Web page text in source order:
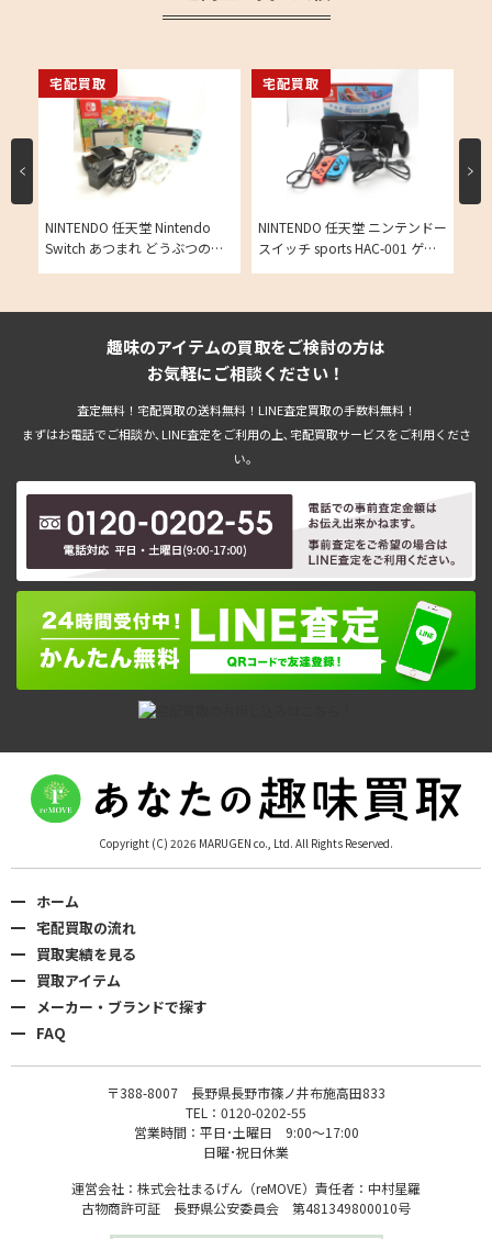
NINTENDO 任天堂 Nintendo
Switch あつまれ どうぶつの森
買取実績
宅配買取
NINTENDO 任天堂 ニンテンドー
スイッチ sports HAC-001 ゲー
宅配買取
趣味のアイテムの買取をご検討の方は
お気軽にご相談ください！
査定無料！宅配買取の送料無料！LINE査定買取の手数料無料！
まずはお電話でご相談か､LINE査定をご利用の上､宅配買取サービスをご利用くださ
い。
Copyright (C) 2026 MARUGEN co., Ltd. All Rights Reserved.
ホーム
宅配買取の流れ
買取実績を見る
買取アイテム
メーカー・ブランドで探す
FAQ
〒388-8007 長野県長野市篠ノ井布施高田833
TEL：0120-0202-55
営業時間：平日･土曜日 9:00〜17:00
日曜･祝日休業
運営会社：株式会社まるげん（reMOVE）責任者：中村星羅
古物商許可証 長野県公安委員会 第481349800010号